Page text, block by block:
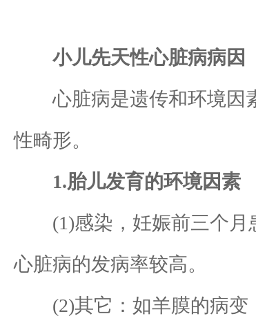
小儿先天性心脏病病因
心脏病是遗传和环境因素
性畸形。
1.胎儿发育的环境因素
(1)感染，妊娠前三个月
心脏病的发病率较高。
(2)其它：如羊膜的病变，